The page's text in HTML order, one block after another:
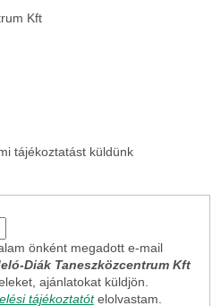
Kft
tájékoztatást küldünk
önként megadott e-mail
Diák Taneszközcentrum Kft
ajánlatokat küldjön.
tájékoztatót elolvastam.